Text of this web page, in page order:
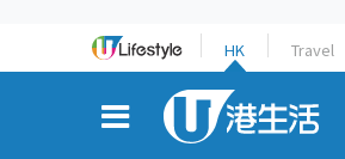
HK Travel